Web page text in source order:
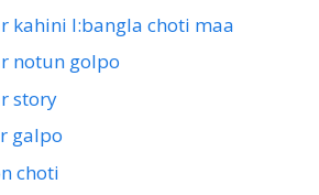
kahini l:bangla choti maa
notun golpo
story
galpo
choti